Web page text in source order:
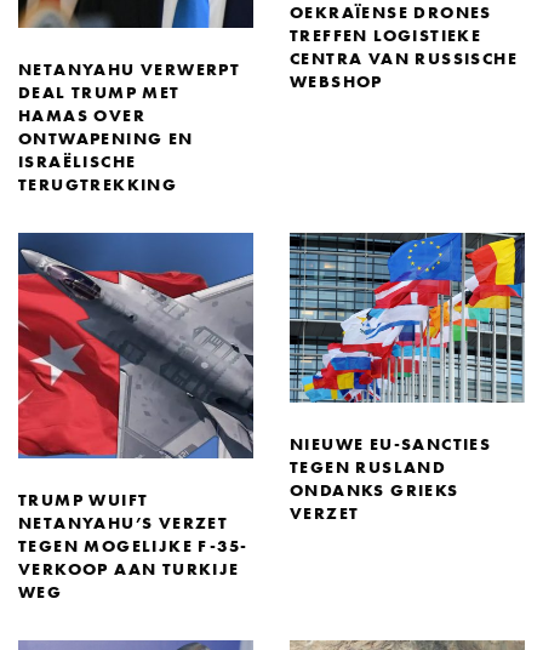
NETANYAHU VERWERPT
DEAL TRUMP MET
HAMAS OVER
ONTWAPENING EN
ISRAËLISCHE
TERUGTREKKING
OEKRAÏENSE DRONES
TREFFEN LOGISTIEKE
CENTRA VAN RUSSISCHE
WEBSHOP
TRUMP WUIFT
NETANYAHU’S VERZET
TEGEN MOGELIJKE F-35-
VERKOOP AAN TURKIJE
WEG
NIEUWE EU-SANCTIES
TEGEN RUSLAND
ONDANKS GRIEKS
VERZET